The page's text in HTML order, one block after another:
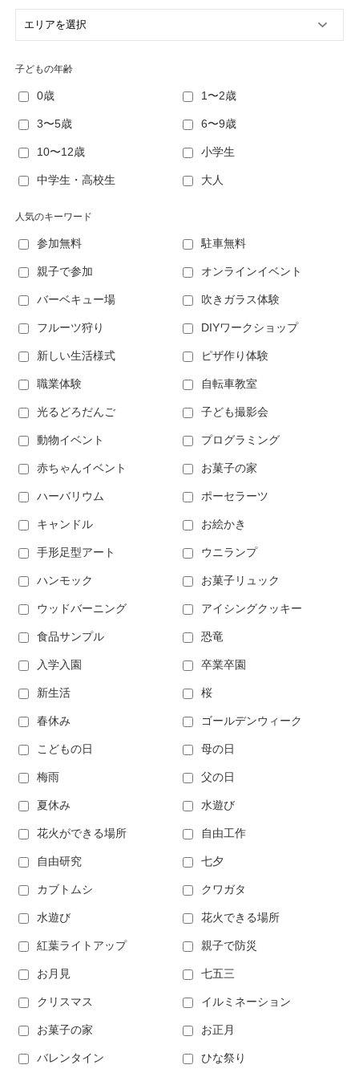
子どもの年齢
0歳 1〜2歳
3〜5歳 6〜9歳
10〜12歳 小学生
中学生・高校生 大人
人気のキーワード
参加無料 駐車無料
親子で参加 オンラインイベント
バーベキュー場 吹きガラス体験
フルーツ狩り DIYワークショップ
新しい生活様式 ピザ作り体験
職業体験 自転車教室
光るどろだんご 子ども撮影会
動物イベント プログラミング
赤ちゃんイベント お菓子の家
ハーバリウム ポーセラーツ
キャンドル お絵かき
手形足型アート ウニランプ
ハンモック お菓子リュック
ウッドバーニング アイシングクッキー
食品サンプル 恐竜
入学入園 卒業卒園
新生活 桜
春休み ゴールデンウィーク
こどもの日 母の日
梅雨 父の日
夏休み 水遊び
花火ができる場所 自由工作
自由研究 七夕
カブトムシ クワガタ
水遊び 花火できる場所
紅葉ライトアップ 親子で防災
お月見 七五三
クリスマス イルミネーション
お菓子の家 お正月
バレンタイン ひな祭り